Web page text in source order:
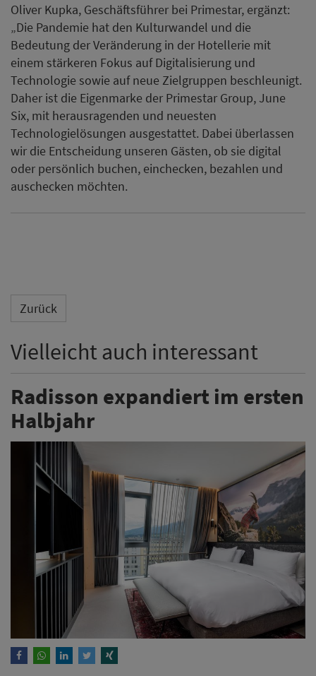
Oliver Kupka, Geschäftsführer bei Primestar, ergänzt:
„Die Pandemie hat den Kulturwandel und die
Bedeutung der Veränderung in der Hotellerie mit
einem stärkeren Fokus auf Digitalisierung und
Technologie sowie auf neue Zielgruppen beschleunigt.
Daher ist die Eigenmarke der Primestar Group, June
Six, mit herausragenden und neuesten
Technologielösungen ausgestattet. Dabei überlassen
wir die Entscheidung unseren Gästen, ob sie digital
oder persönlich buchen, einchecken, bezahlen und
auschecken möchten.
Zurück
Vielleicht auch interessant
Radisson expandiert im ersten
Halbjahr